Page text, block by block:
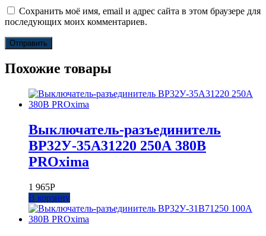
Сохранить моё имя, email и адрес сайта в этом браузере для
последующих моих комментариев.
Похожие товары
Выключатель-разъединитель
ВР32У-35А31220 250А 380В
PROxima
1 965Р
В корзину